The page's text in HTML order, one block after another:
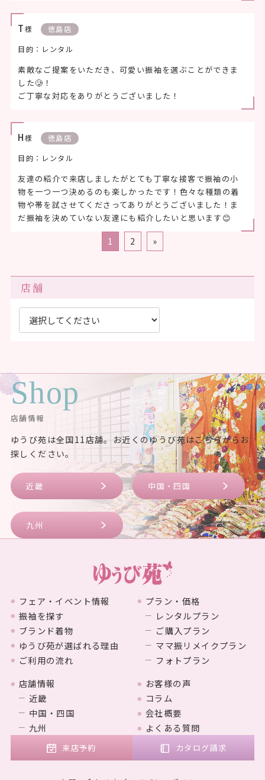
T様
徳島店
目的：レンタル
素敵なご提案をいただき、可愛い振袖を選ぶことができま
した🥲！
ご丁寧な対応をありがとうございました！
H様
徳島店
目的：レンタル
友達の紹介で来店しましたがとても丁寧な接客で振袖の小
物を一つ一つ決めるのも楽しかったです！色々な種類の着
物や帯を試させてくださってありがとうございました！ま
だ振袖を決めていない友達にも紹介したいと思います😊
1 2 »
店舗
Shop
店舗情報
ゆうび苑は全国11店舗。お近くのゆうび苑はこちらからお
探しください。
近畿 中国・四国
九州
フェア・イベント情報
振袖を探す
ブランド着物
ゆうび苑が選ばれる理由
ご利用の流れ
プラン・価格
レンタルプラン
ご購入プラン
ママ振リメイクプラン
フォトプラン
店舗情報
近畿
中国・四国
九州
お客様の声
コラム
会社概要
よくある質問
来店予約 カタログ請求